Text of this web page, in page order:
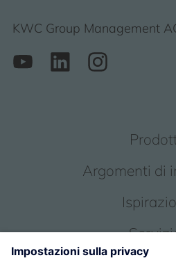
KWC Group Management
Argomenti di